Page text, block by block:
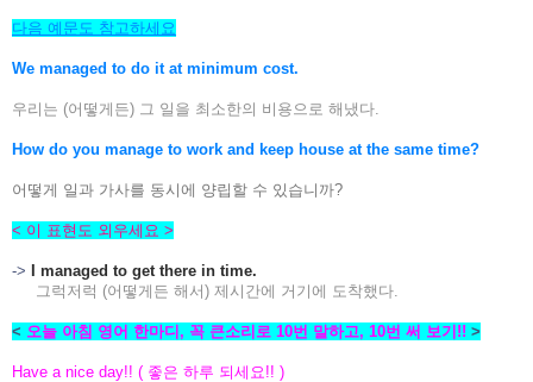
다음 예문도 참고하세요
We managed to do it at minimum cost.
우리는 (어떻게든) 그 일을 최소한의 비용으로 해냈다.
How do you manage to work and keep house at the same time?
어떻게 일과 가사를 동시에 양립할 수 있습니까?
< 이 표현도 외우세요 >
-> I managed to get there in time.
그럭저럭 (어떻게든 해서) 제시간에 거기에 도착했다.
< 오늘 아침 영어 한마디, 꼭 큰소리로 10번 말하고, 10번 써 보기!! >
Have a nice day!! ( 좋은 하루 되세요!! )